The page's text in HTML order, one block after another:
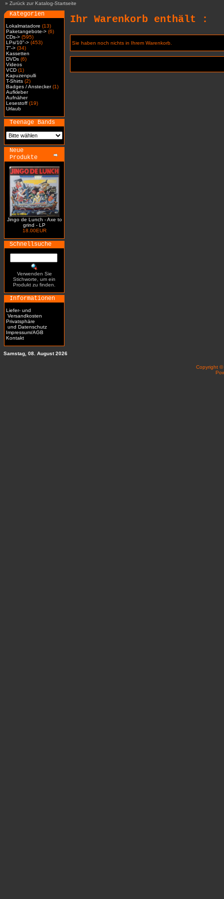
» Zurück zur Katalog-Startseite
Kategorien
Lokalmatadore (13)
Paketangebote-> (6)
CDs-> (595)
LPs/10"-> (453)
7"-> (34)
Kassetten
DVDs (6)
Videos
VCD (1)
Kapuzenpulli
T-Shirts (2)
Badges / Anstecker(1)
Aufkleber
Aufnäher
Lesestoff (19)
Urlaub
Teenage Bands
Neue
Produkte
Jingo de Lunch - Axe to
grind - LP
18.00EUR
Schnellsuche
Verwenden Sie
Stichworte, um ein
Produkt zu finden.
Informationen
Liefer- und
Versandkosten
Privatsphäre
und Datenschutz
Impressum/AGB
Kontakt
Ihr Warenkorb enthält :
Sie haben noch nichts in Ihrem Warenkorb.
Samstag, 08. August 2026
Copyright